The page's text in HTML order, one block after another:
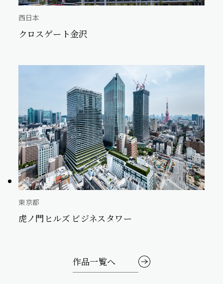
西日本
クロスゲート金沢
東京都
虎ノ門ヒルズ ビジネスタワー
作品一覧へ